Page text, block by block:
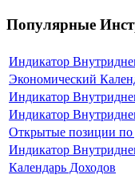
Популярные
Индикатор
Экономический
Индикатор
Индикатор
Открытые позиции
Индикатор
Календарь Доходов